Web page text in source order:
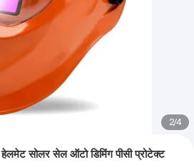
2/4
सोलर सेल ऑटो डिमिंग पीसी प्रोटेक्ट